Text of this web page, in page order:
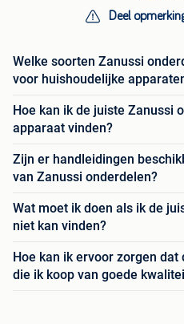
Deel
Welke soorten Zanussi
voor huishoudelijke
Hoe kan ik de juiste Zanussi
apparaat vinden?
Zijn er handleidingen
van Zanussi onderdelen?
Wat moet ik doen als ik de
niet kan vinden?
Hoe kan ik ervoor zorgen
die ik koop van goede